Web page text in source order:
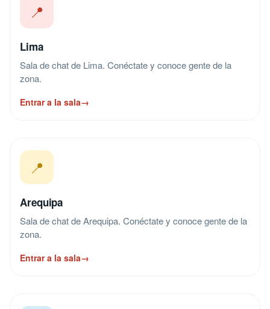
📍
Lima
Sala de chat de Lima. Conéctate y conoce gente de la
zona.
Entrar a la sala→
📍
Arequipa
Sala de chat de Arequipa. Conéctate y conoce gente de la
zona.
Entrar a la sala→